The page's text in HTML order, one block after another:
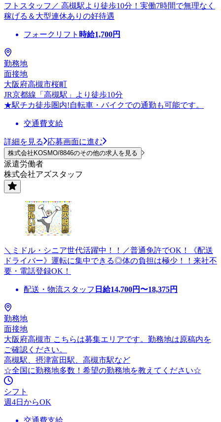
フトスタッフ／ 高槻駅より徒歩10分！実働7時間で無理なく
稼げる＆大型連休ありの好待遇
フォークリフト 時給1,700円
勤務地
面接地
大阪府高槻市桜町
JR京都線「高槻駅」より徒歩10分
★駅チカ徒歩圏内!自転車・バイクでの通勤も可能です。
交通費支給
詳細を見る 応募画面に進む
株式会社KOSMO/8846のその他の求人を見る
派遣労働者
株式会社アズスタッフ
＼ミドル・シニア世代活躍中！！／普通免許でOK！《配送
ドライバー》運転に集中できる◎体の負担は極少！！来社不
要・電話登録OK！
配送・物流スタッフ 日給14,700円〜18,375円
勤務地
面接地
大阪府高槻市 こちらは募集エリアです。勤務地は原稿内を
ご確認ください。
高槻駅、摂津富田駅、高槻市駅など
☆全国に勤務地多数！希望の勤務地を教えてください☆
シフト
週4日からOK
交通費支給